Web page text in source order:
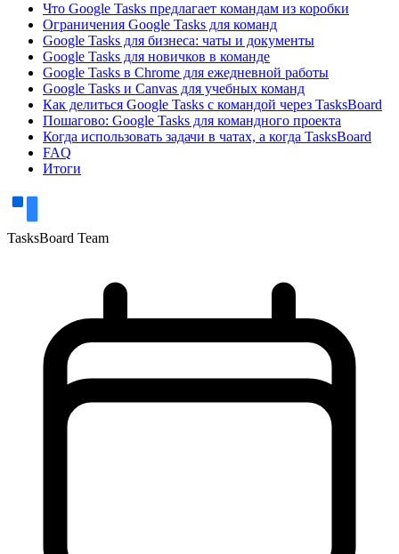
Что Google Tasks предлагает командам из коробки
Ограничения Google Tasks для команд
Google Tasks для бизнеса: чаты и документы
Google Tasks для новичков в команде
Google Tasks в Chrome для ежедневной работы
Google Tasks и Canvas для учебных команд
Как делиться Google Tasks с командой через TasksBoard
Пошагово: Google Tasks для командного проекта
Когда использовать задачи в чатах, а когда TasksBoard
FAQ
Итоги
TasksBoard Team